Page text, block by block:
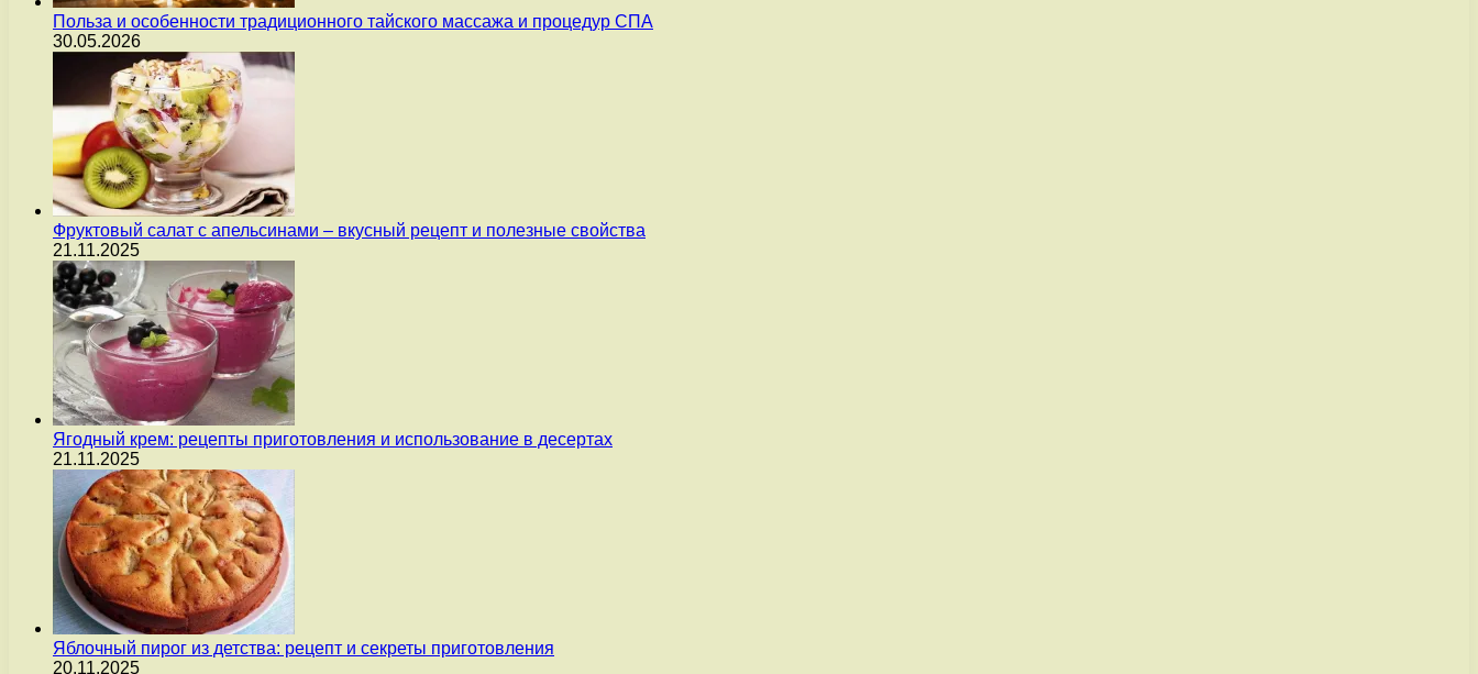
Польза и особенности традиционного тайского массажа и процедур СПА
30.05.2026
Фруктовый салат с апельсинами – вкусный рецепт и полезные свойства
21.11.2025
Ягодный крем: рецепты приготовления и использование в десертах
21.11.2025
Яблочный пирог из детства: рецепт и секреты приготовления
20.11.2025